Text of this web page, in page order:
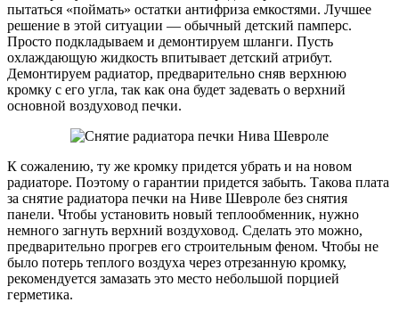
пытаться «поймать» остатки антифриза емкостями. Лучшее
решение в этой ситуации — обычный детский памперс.
Просто подкладываем и демонтируем шланги. Пусть
охлаждающую жидкость впитывает детский атрибут.
Демонтируем радиатор, предварительно сняв верхнюю
кромку с его угла, так как она будет задевать о верхний
основной воздуховод печки.
К сожалению, ту же кромку придется убрать и на новом
радиаторе. Поэтому о гарантии придется забыть. Такова плата
за снятие радиатора печки на Ниве Шевроле без снятия
панели. Чтобы установить новый теплообменник, нужно
немного загнуть верхний воздуховод. Сделать это можно,
предварительно прогрев его строительным феном. Чтобы не
было потерь теплого воздуха через отрезанную кромку,
рекомендуется замазать это место небольшой порцией
герметика.